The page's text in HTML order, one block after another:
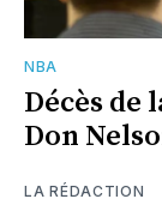
NBA
Décès de
Don
LA RÉDACTION